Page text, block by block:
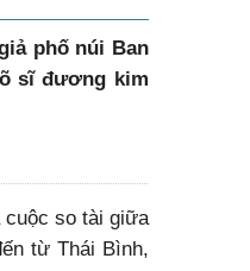
phố núi Ban
sĩ đương kim
cuộc so tài giữa